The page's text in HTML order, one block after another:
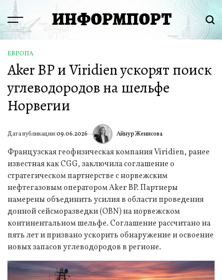
Перейти
содержимому
Menu ИНФОРМПОРТ
ОПУБЛИКОВАНО
В
ЕВРОПА
Aker BP и Viridien ускорят поиск
углеводородов на шельфе
Норвегии
Дата публикации:09.06.2026 ИА Айнур Женисова
Французская геофизическая компания Viridien, ранее
известная как CGG, заключила соглашение о
стратегическом партнерстве с норвежским
нефтегазовым оператором Aker BP. Партнеры
намерены объединить усилия в области проведения
донной сейсморазведки (OBN) на норвежском
континентальном шельфе. Соглашение рассчитано на
пять лет и призвано ускорить обнаружение и освоение
новых запасов углеводородов в регионе.